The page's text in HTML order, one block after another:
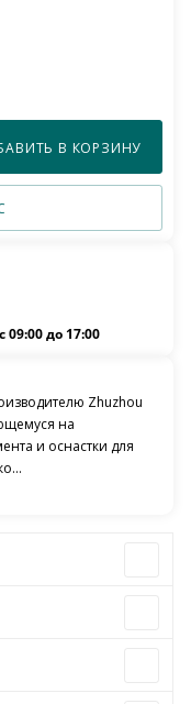
В КОРЗИНУ
с 09:00 до 17:00
Zhuzhou
на
и оснастки для